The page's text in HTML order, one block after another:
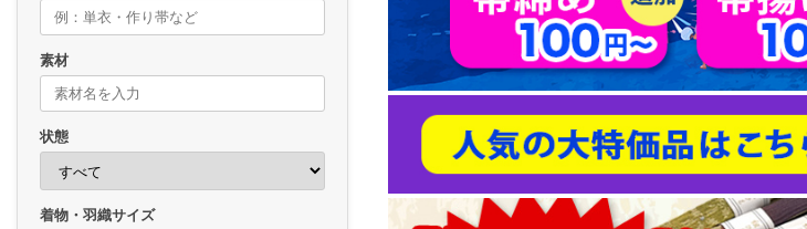
素材
状態
着物・羽織サイズ